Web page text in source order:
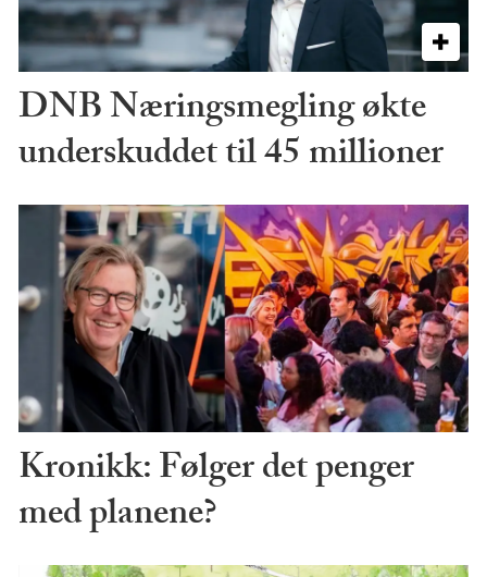
DNB Næringsmegling økte
underskuddet til 45 millioner
Kronikk: Følger det penger
med planene?